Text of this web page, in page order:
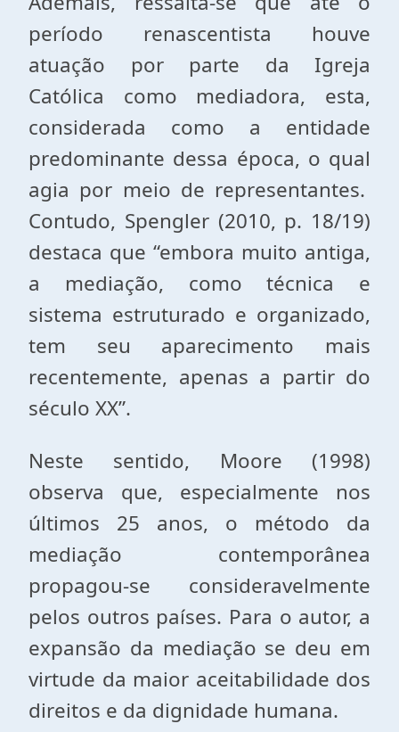
período renascentista houve
atuação por parte da Igreja
Católica como mediadora, esta,
considerada como a entidade
predominante dessa época, o qual
agia por meio de representantes.
Contudo, Spengler (2010, p. 18/19)
destaca que “embora muito antiga,
a mediação, como técnica e
sistema estruturado e organizado,
tem seu aparecimento mais
recentemente, apenas a partir do
século XX”.
Neste sentido, Moore (1998)
observa que, especialmente nos
últimos 25 anos, o método da
mediação contemporânea
propagou-se consideravelmente
pelos outros países. Para o autor, a
expansão da mediação se deu em
virtude da maior aceitabilidade dos
direitos e da dignidade humana.